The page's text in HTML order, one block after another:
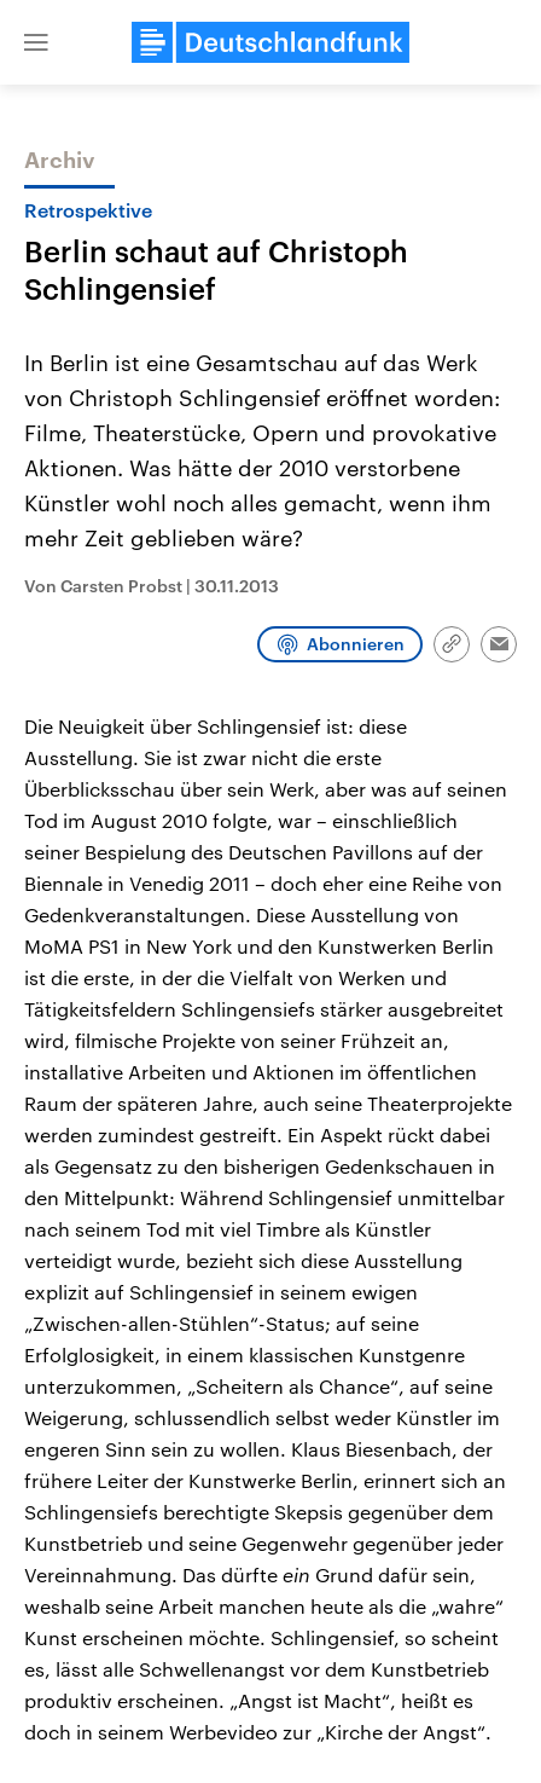
Close
Themen
USA
Aktuelle Beiträge, Analysen und
Hintergründe
Wirtschaftlich und militärisch
gehören die Vereinigten Staaten zu
den mächtigsten Ländern der Erde,
mit großem Einfluss auf das
aktuelle Weltgeschehen.
Nahostkonflikt
Aktuelle Lage und
Der Überfall der
Terrororganisation Hamas
Oktober 2023 auf Israel
Region wieder die Gewalt
Archiv
Retrospektive
Berlin schaut auf Christoph
Schlingensief
In Berlin ist eine Gesamtschau auf das Werk
von Christoph Schlingensief eröffnet worden:
Filme, Theaterstücke, Opern und provokative
Aktionen. Was hätte der 2010 verstorbene
Künstler wohl noch alles gemacht, wenn ihm
mehr Zeit geblieben wäre?
Von Carsten Probst | 30.11.2013
Abonnieren
Link
Die Neuigkeit über Schlingensief ist: diese
Ausstellung. Sie ist zwar nicht die erste
Überblicksschau über sein Werk, aber was auf seinen
Tod im August 2010 folgte, war – einschließlich
seiner Bespielung des Deutschen Pavillons auf der
Biennale in Venedig 2011 – doch eher eine Reihe von
Gedenkveranstaltungen. Diese Ausstellung von
MoMA PS1 in New York und den Kunstwerken Berlin
ist die erste, in der die Vielfalt von Werken und
Tätigkeitsfeldern Schlingensiefs stärker ausgebreitet
wird, filmische Projekte von seiner Frühzeit an,
installative Arbeiten und Aktionen im öffentlichen
Raum der späteren Jahre, auch seine Theaterprojekte
werden zumindest gestreift. Ein Aspekt rückt dabei
als Gegensatz zu den bisherigen Gedenkschauen in
den Mittelpunkt: Während Schlingensief unmittelbar
nach seinem Tod mit viel Timbre als Künstler
verteidigt wurde, bezieht sich diese Ausstellung
explizit auf Schlingensief in seinem ewigen
„Zwischen-allen-Stühlen“-Status; auf seine
Erfolglosigkeit, in einem klassischen Kunstgenre
unterzukommen, „Scheitern als Chance“, auf seine
Weigerung, schlussendlich selbst weder Künstler im
engeren Sinn sein zu wollen. Klaus Biesenbach, der
frühere Leiter der Kunstwerke Berlin, erinnert sich an
Schlingensiefs berechtigte Skepsis gegenüber dem
Kunstbetrieb und seine Gegenwehr gegenüber jeder
Vereinnahmung. Das dürfte ein Grund dafür sein,
weshalb seine Arbeit manchen heute als die „wahre“
Kunst erscheinen möchte. Schlingensief, so scheint
es, lässt alle Schwellenangst vor dem Kunstbetrieb
produktiv erscheinen. „Angst ist Macht“, heißt es
doch in seinem Werbevideo zur „Kirche der Angst“.